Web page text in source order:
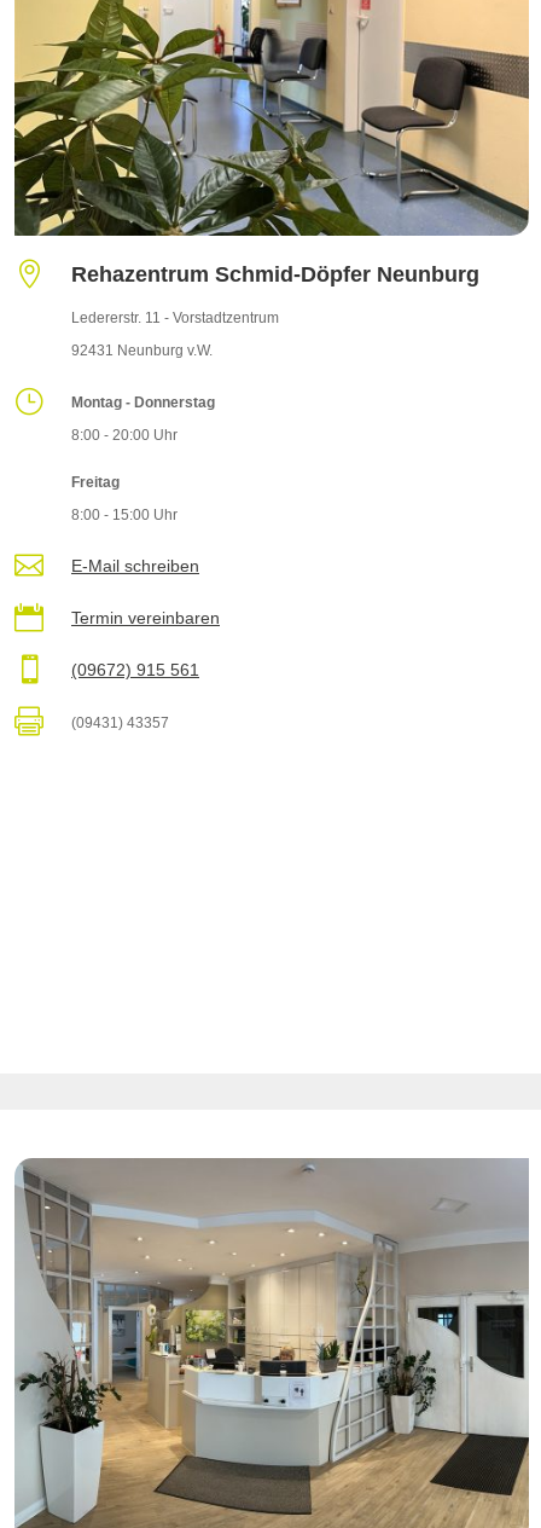
 Rehazentrum Schmid-Döpfer Neunburg
Ledererstr. 11 - Vorstadtzentrum
92431 Neunburg v.W.
}
Montag - Donnerstag
8:00 - 20:00 Uhr
Freitag
8:00 - 15:00 Uhr
 E-Mail schreiben
 Termin vereinbaren
 (09672) 915 561
 (09431) 43357